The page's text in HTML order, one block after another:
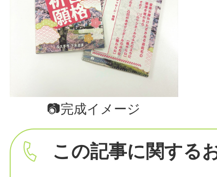
📷完成イメージ
この記事に関する